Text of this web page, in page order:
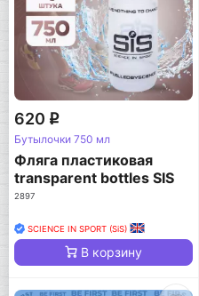
620 q
Бутылочки 750 мл
Фляга пластиковая
transparent bottles SIS
Fuelled, 750мл
2897
SCIENCE IN SPORT (SiS)
В корзину